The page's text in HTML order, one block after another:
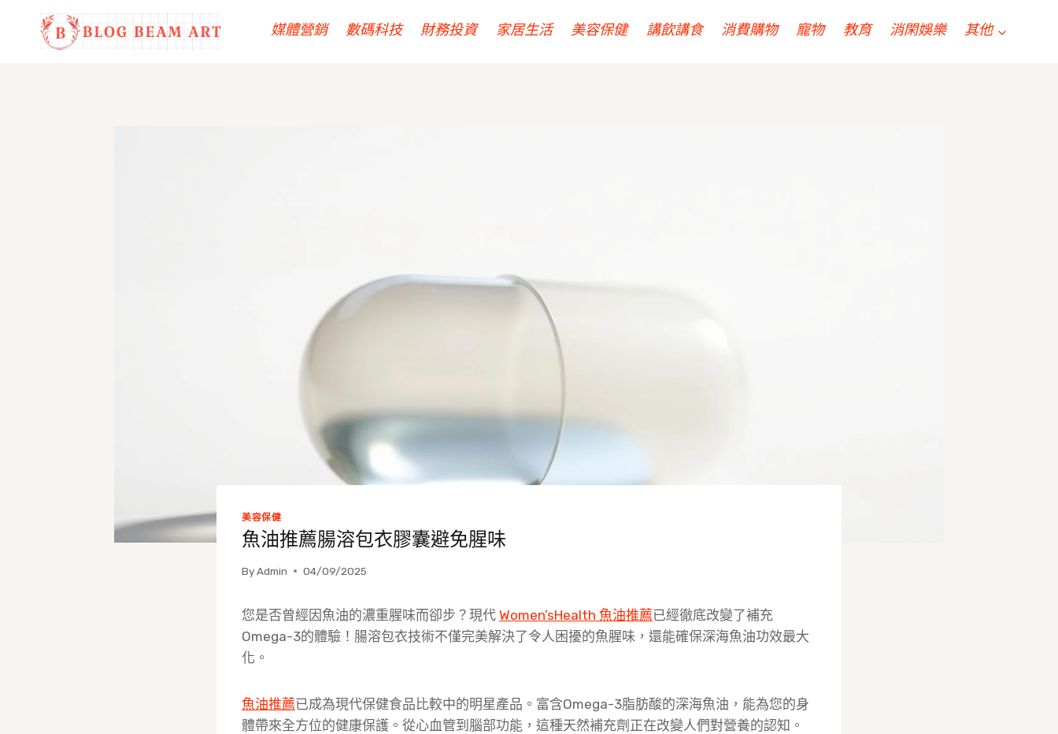
媒體營銷 數碼科技 財務投資 家居生活 美容保健 講飲講食 消費購物 寵物 教育 消閑娛樂 其他
美容保健
魚油推薦腸溶包衣膠囊避免腥味
ByAdmin 04/09/2025
您是否曾經因魚油的濃重腥味而卻步？現代 Women’sHealth 魚油推薦已經徹底改變了補充
Omega-3的體驗！腸溶包衣技術不僅完美解決了令人困擾的魚腥味，還能確保深海魚油功效最大
化。
魚油推薦已成為現代保健食品比較中的明星產品。富含Omega-3脂肪酸的深海魚油，能為您的身
體帶來全方位的健康保護。從心血管到腦部功能，這種天然補充劑正在改變人們對營養的認知。